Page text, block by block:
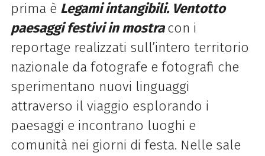
prima è Legami intangibili. Ventotto
paesaggi festivi in mostra con i
reportage realizzati sull’intero territorio
nazionale da fotografe e fotografi che
sperimentano nuovi linguaggi
attraverso il viaggio esplorando i
paesaggi e incontrano luoghi e
comunità nei giorni di festa. Nelle sale